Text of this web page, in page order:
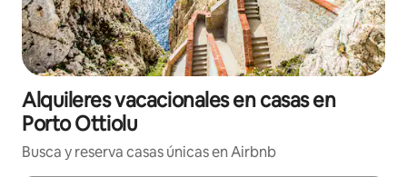
Alquileres vacacionales en casas en
Porto Ottiolu
Busca y reserva casas únicas en Airbnb